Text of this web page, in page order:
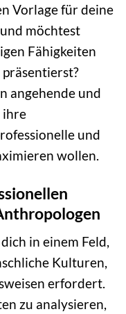
Vorlage für deine
möchtest
Fähigkeiten
angehende und
ihre
und
wollen.
in einem Feld,
Kulturen,
erfordert.
zu analysieren,